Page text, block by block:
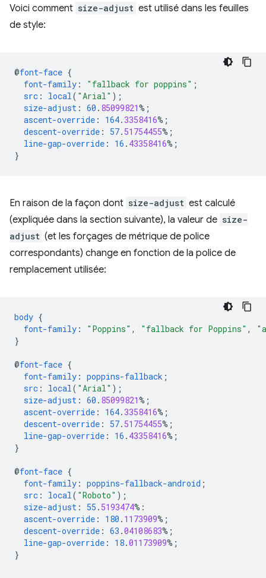
Voici comment size-adjust est utilisé dans les feuilles
de style:
@font-face {
font-family : "fallback for poppins" ;
src : local ( "Arial" );
size-adjust : 60 . 85099821%;
ascent-override : 164. 3358416%;
descent-override : 57. 51754455%;
line-gap-override : 16 . 43358416%;
}
En raison de la façon dont size-adjust est calculé
(expliquée dans la section suivante), la valeur de size-
adjust (et les forçages de métrique de police
correspondants) change en fonction de la police de
remplacement utilisée:
body {
font-family : "Poppins" , "fallback for Poppins" ,
}
@font-face {
font-family : poppins-fallback ;
src : local ( "Arial" );
size-adjust : 60 . 85099821%;
ascent-override : 164. 3358416%;
descent-override : 57. 51754455%;
line-gap-override : 16 . 43358416%;
}
@font-face {
font-family : poppins-fallback-android ;
src : local ( "Roboto" );
size-adjust : 55 . 5193474%:
ascent-override : 180 . 1173909%;
descent-override : 63 .04108683%;
line-gap-override : 18.01173909%;
}